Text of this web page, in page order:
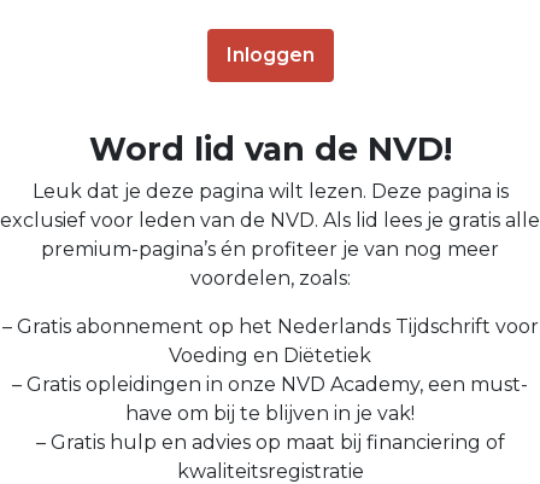
Inloggen
Word lid van de NVD!
Leuk dat je deze pagina wilt lezen. Deze pagina is
exclusief voor leden van de NVD. Als lid lees je gratis alle
premium-pagina’s én profiteer je van nog meer
voordelen, zoals:
– Gratis abonnement op het Nederlands Tijdschrift voor
Voeding en Diëtetiek
– Gratis opleidingen in onze NVD Academy, een must-
have om bij te blijven in je vak!
– Gratis hulp en advies op maat bij financiering of
kwaliteitsregistratie